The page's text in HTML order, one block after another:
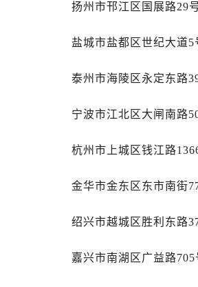
唐山市路南区
黑龙江省鹤岗
黑龙江省鸡西
黑龙江省牡丹
黑龙江省齐齐
黑龙江省绥化
吉林省白城市
扬州市邗江区国展路29
盐城市盐都区世纪大道5
泰州市海陵区永定东路
宁波市江北区大闸南路
杭州市上城区钱江路
金华市金东区东市南街
绍兴市越城区胜利东路
嘉兴市南湖区广益路